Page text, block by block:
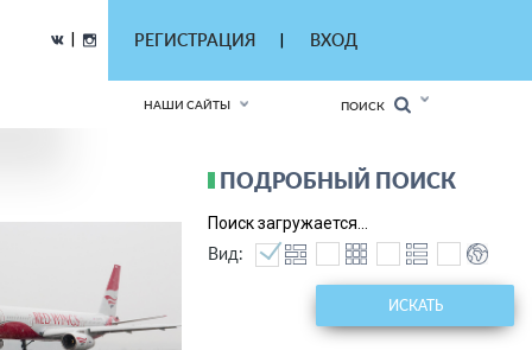
РЕГИСТРАЦИЯ ВХОД
НАШИ САЙТЫ ПОИСК
ПОДРОБНЫЙ ПОИСК
Поиск загружается...
Вид:
ИСКАТЬ